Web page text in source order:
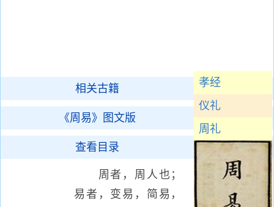
孝经
仪礼
周礼
相关古籍
《周易》图文版
查看目录
周者，周人也；
易者，变易，简易，